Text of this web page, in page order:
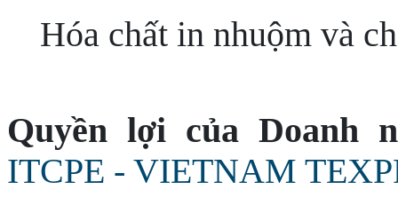
Hóa chất in nhuộm và
Quyền lợi của Doanh
ITCPE - VIETNAM